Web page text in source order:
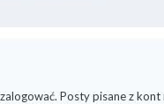
Posty pisane z